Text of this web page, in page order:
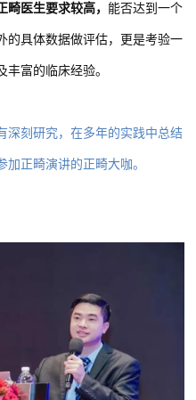
医生要求较高， 能否达到一个
的具体数据做评估，更是考验一
富的临床经验。
深刻研究，在多年的实践中总结
正畸演讲的正畸大咖。